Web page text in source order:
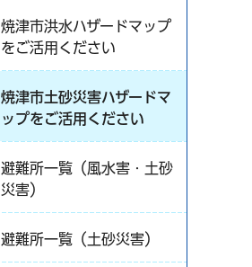
焼津市洪水ハザードマップ
をご活用ください
焼津市土砂災害ハザードマ
ップをご活用ください
避難所一覧（風水害・土砂
災害）
避難所一覧（土砂災害）